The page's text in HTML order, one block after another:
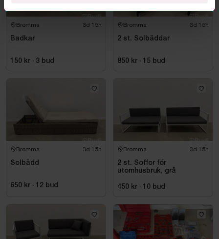
Bromma 3d 15h
Badkar
150 kr · 3 bud
Bromma 3d 15h
2 st. Solbäddar
850 kr · 15 bud
Bromma 3d 15h
Solbädd
650 kr · 12 bud
Bromma 3d 15h
2 st. Soffor för
utomhusbruk, grå
450 kr · 10 bud